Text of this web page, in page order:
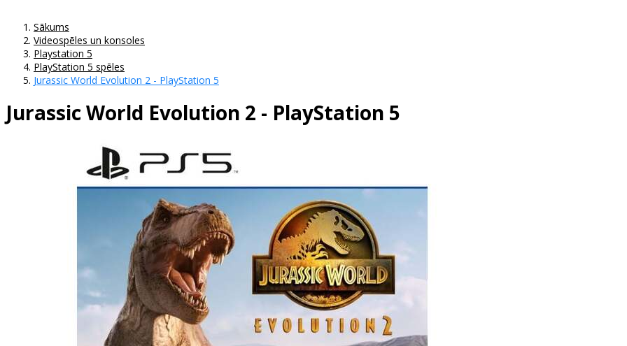
Sākums
Videospēles un konsoles
Playstation 5
PlayStation 5 spēles
Jurassic World Evolution 2 - PlayStation 5
Jurassic World Evolution 2 - PlayStation 5